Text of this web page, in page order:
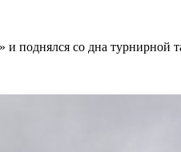
и поднялся со дна турнирной